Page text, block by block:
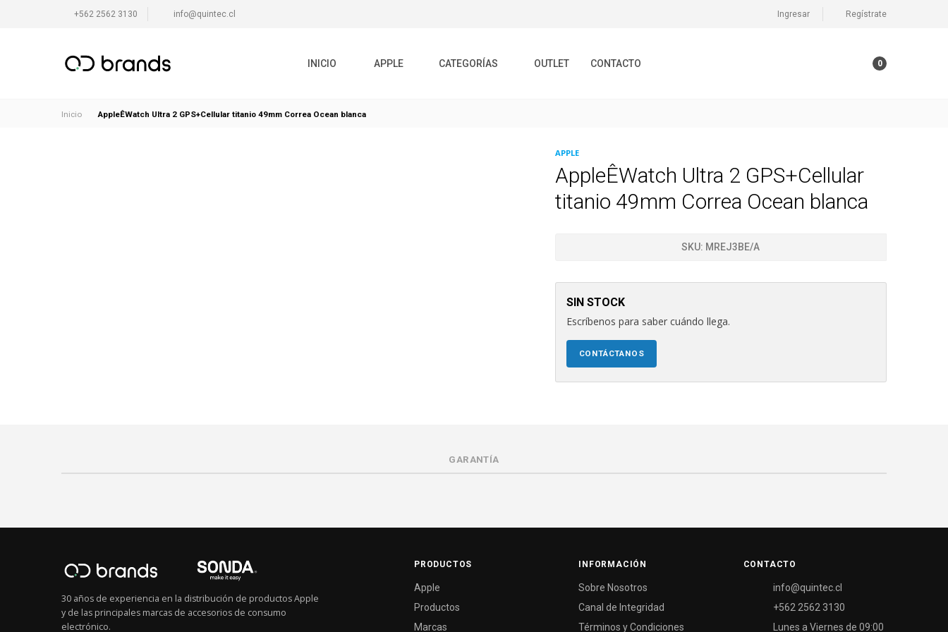
+562 2562 3130 info@quintec.cl Ingresar Regístrate
INICIO APPLE CATEGORÍAS OUTLET CONTACTO 0
Inicio AppleÊWatch Ultra 2 GPS+Cellular titanio 49mm Correa Ocean blanca
APPLE
AppleÊWatch Ultra 2 GPS+Cellular
titanio 49mm Correa Ocean blanca
SKU: MREJ3BE/A
SIN STOCK
Escríbenos para saber cuándo llega.
CONTÁCTANOS
GARANTÍA
30 años de experiencia en la distribución de productos Apple
y de las principales marcas de accesorios de consumo
electrónico.
PRODUCTOS
Apple
Productos
Marcas
INFORMACIÓN
Sobre Nosotros
Canal de Integridad
Términos y Condiciones
CONTACTO
info@quintec.cl
+562 2562 3130
Lunes a Viernes de 09:00